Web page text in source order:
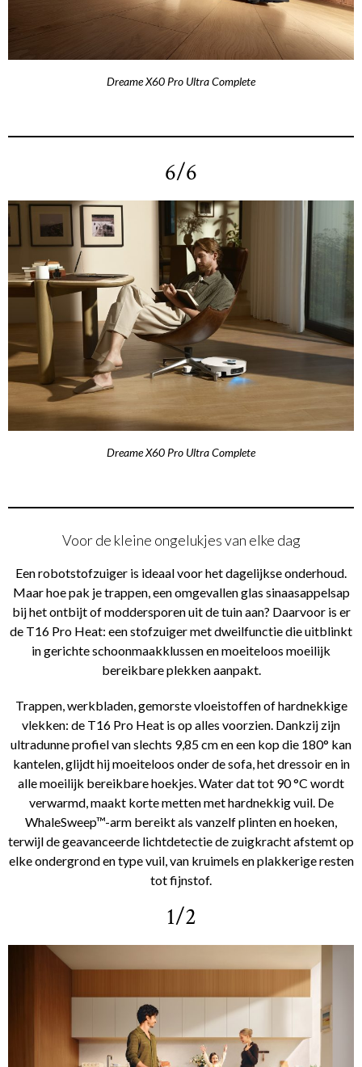
Dreame X60 Pro Ultra Complete
6/6
Dreame X60 Pro Ultra Complete
Voor de kleine ongelukjes van elke dag
Een robotstofzuiger is ideaal voor het dagelijkse onderhoud.
Maar hoe pak je trappen, een omgevallen glas sinaasappelsap
bij het ontbijt of moddersporen uit de tuin aan? Daarvoor is er
de T16 Pro Heat: een stofzuiger met dweilfunctie die uitblinkt
in gerichte schoonmaakklussen en moeiteloos moeilijk
bereikbare plekken aanpakt.
Trappen, werkbladen, gemorste vloeistoffen of hardnekkige
vlekken: de T16 Pro Heat is op alles voorzien. Dankzij zijn
ultradunne profiel van slechts 9,85 cm en een kop die 180° kan
kantelen, glijdt hij moeiteloos onder de sofa, het dressoir en in
alle moeilijk bereikbare hoekjes. Water dat tot 90 °C wordt
verwarmd, maakt korte metten met hardnekkig vuil. De
WhaleSweep™-arm bereikt als vanzelf plinten en hoeken,
terwijl de geavanceerde lichtdetectie de zuigkracht afstemt op
elke ondergrond en type vuil, van kruimels en plakkerige resten
tot fijnstof.
1/2